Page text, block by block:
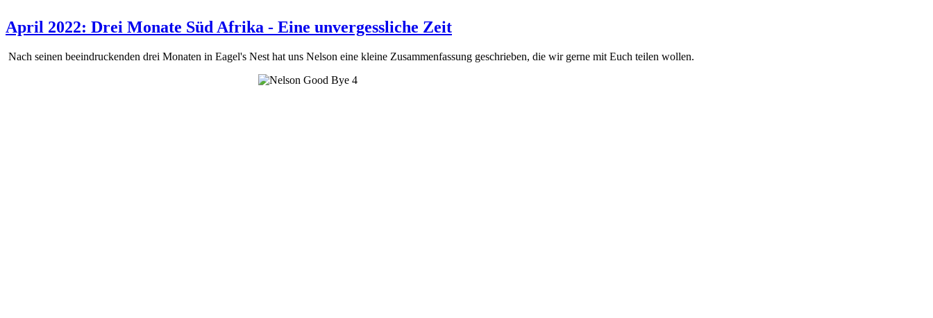
April 2022: Drei Monate Süd Afrika - Eine unvergessliche Zeit
Nach seinen beeindruckenden drei Monaten in Eagel's Nest hat uns Nelson eine kleine Zusammenfassung geschrieben, die wir gerne mit Euch teilen wollen.